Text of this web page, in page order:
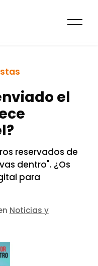
el
reservados de
dentro". ¿Os
para
Noticias y